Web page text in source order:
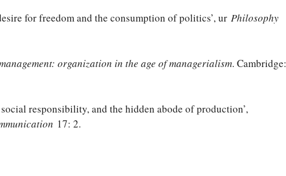
for freedom and the consumption of politics’, ur Philosophy
organization in the age of managerialism. Cambridge:
responsibility, and the hidden abode of production’,
17: 2.